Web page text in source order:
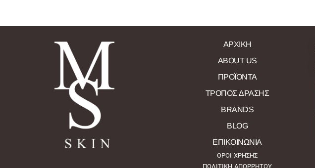
ΑΡΧΙΚΗ
ABOUT US
ΠΡΟΪΟΝΤΑ
ΤΡΟΠΟΣ ΔΡΑΣΗΣ
BRANDS
BLOG
ΕΠΙΚΟΙΝΩΝΙΑ
ΟΡΟΙ ΧΡΗΣΗΣ
ΠΟΛΙΤΙΚΗ ΑΠΟΡΡΗΤΟΥ